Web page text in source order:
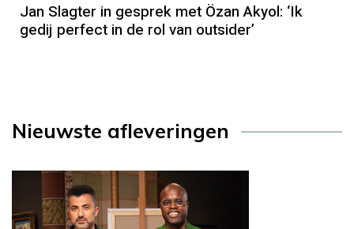
Jan Slagter in gesprek met Özan Akyol: ‘Ik
gedij perfect in de rol van outsider’
Nieuwste afleveringen